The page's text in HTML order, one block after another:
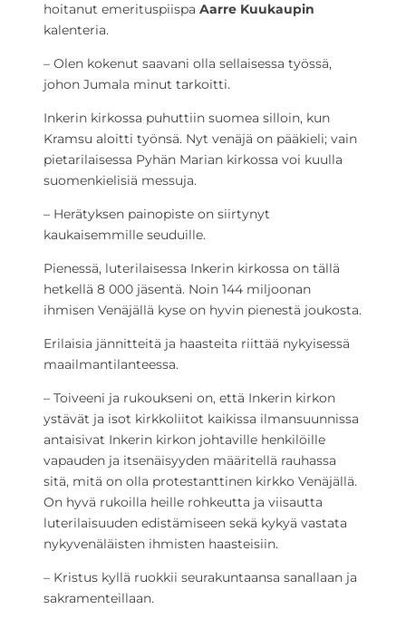
hoitanut emerituspiispa Aarre Kuukaupin
kalenteria.
– Olen kokenut saavani olla sellaisessa työssä,
johon Jumala minut tarkoitti.
Inkerin kirkossa puhuttiin suomea silloin, kun
Kramsu aloitti työnsä. Nyt venäjä on pääkieli; vain
pietarilaisessa Pyhän Marian kirkossa voi kuulla
suomenkielisiä messuja.
– Herätyksen painopiste on siirtynyt
kaukaisemmille seuduille.
Pienessä, luterilaisessa Inkerin kirkossa on tällä
hetkellä 8 000 jäsentä. Noin 144 miljoonan
ihmisen Venäjällä kyse on hyvin pienestä joukosta.
Erilaisia jännitteitä ja haasteita riittää nykyisessä
maailmantilanteessa.
– Toiveeni ja rukoukseni on, että Inkerin kirkon
ystävät ja isot kirkkoliitot kaikissa ilmansuunnissa
antaisivat Inkerin kirkon johtaville henkilöille
vapauden ja itsenäisyyden määritellä rauhassa
sitä, mitä on olla protestanttinen kirkko Venäjällä.
On hyvä rukoilla heille rohkeutta ja viisautta
luterilaisuuden edistämiseen sekä kykyä vastata
nykyvenäläisten ihmisten haasteisiin.
– Kristus kyllä ruokkii seurakuntaansa sanallaan ja
sakramenteillaan.